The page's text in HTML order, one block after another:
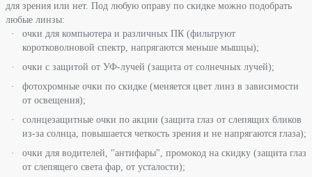
для зрения или нет. Под любую оправу по скидке можно подобрать
любые линзы:
очки для компьютера и различных ПК (фильтруют
коротковолновой спектр, напрягаются меньше мышцы);
очки с защитой от УФ-лучей (защита от солнечных лучей);
фотохромные очки по скидке (меняется цвет линз в зависимости
от освещения);
солнцезащитные очки по акции (защита глаз от слепящих бликов
из-за солнца, повышается четкость зрения и не напрягаются глаза);
очки для водителей, "антифары", промокод на скидку (защита глаз
от слепящего света фар, от усталости);